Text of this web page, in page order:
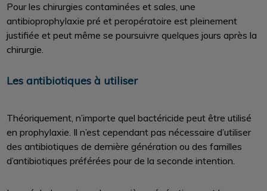
Pour les chirurgies contaminées et sales, une
antibioprophylaxie pré et peropératoire est pleinement
justifiée et peut même se poursuivre quelques jours après la
chirurgie.
Les antibiotiques à utiliser
Théoriquement, n’importe quel bactéricide peut être utilisé
en prophylaxie. Il n’est cependant pas nécessaire d’utiliser
des antibiotiques de dernière génération ou des familles
d’antibiotiques préférées pour de la seconde intention.